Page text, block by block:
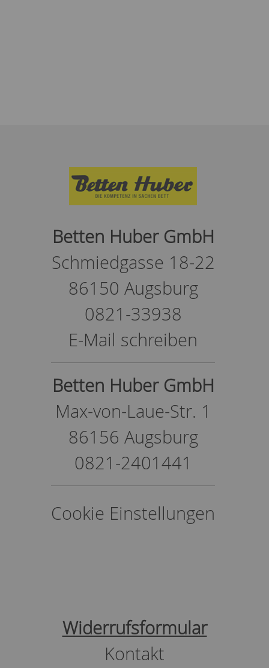
Betten Huber GmbH
Schmiedgasse 18-22
86150 Augsburg
0821-33938
E-Mail schreiben
Betten Huber GmbH
Max-von-Laue-Str. 1
86156 Augsburg
0821-2401441
Cookie Einstellungen
Widerrufsformular
Kontakt